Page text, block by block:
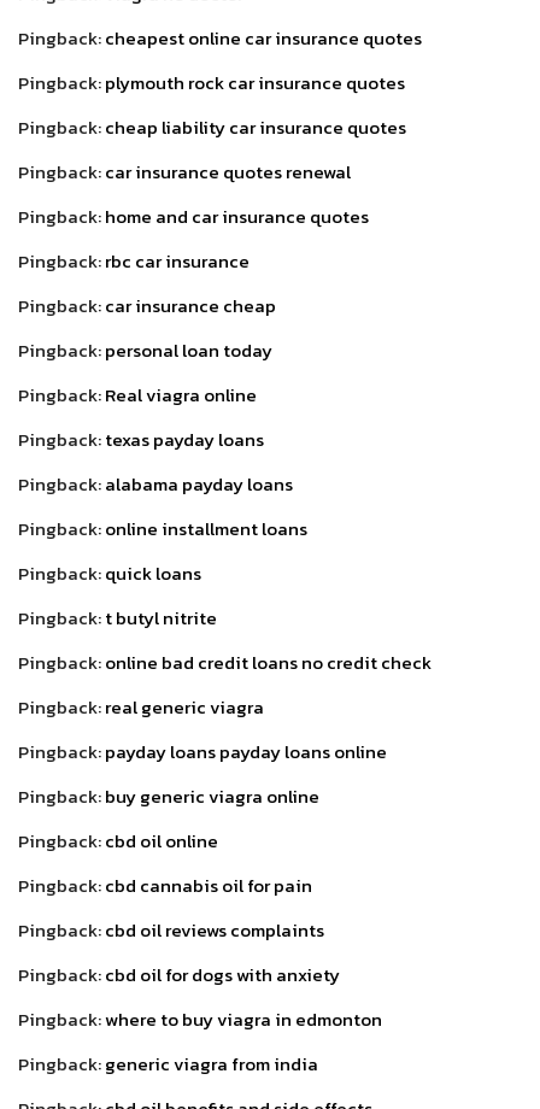
Pingback:cheapest online car insurance quotes
Pingback:plymouth rock car insurance quotes
Pingback:cheap liability car insurance quotes
Pingback:car insurance quotes renewal
Pingback:home and car insurance quotes
Pingback:rbc car insurance
Pingback:car insurance cheap
Pingback:personal loan today
Pingback:Real viagra online
Pingback:texas payday loans
Pingback:alabama payday loans
Pingback:online installment loans
Pingback:quick loans
Pingback:t butyl nitrite
Pingback:online bad credit loans no credit check
Pingback:real generic viagra
Pingback:payday loans payday loans online
Pingback:buy generic viagra online
Pingback:cbd oil online
Pingback:cbd cannabis oil for pain
Pingback:cbd oil reviews complaints
Pingback:cbd oil for dogs with anxiety
Pingback:where to buy viagra in edmonton
Pingback:generic viagra from india